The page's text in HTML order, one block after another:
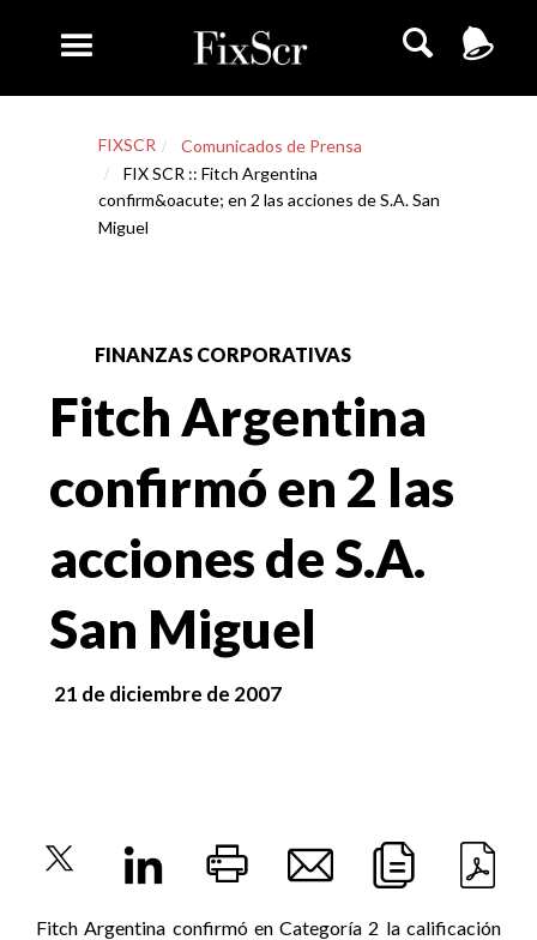
FIXSCR
Comunicados de Prensa
FIX SCR :: Fitch Argentina
confirm&oacute; en 2 las acciones de S.A. San
Miguel
FINANZAS CORPORATIVAS
Fitch Argentina
confirmó en 2 las
acciones de S.A.
San Miguel
21 de diciembre de 2007
Fitch Argentina confirmó en Categoría 2 la calificación